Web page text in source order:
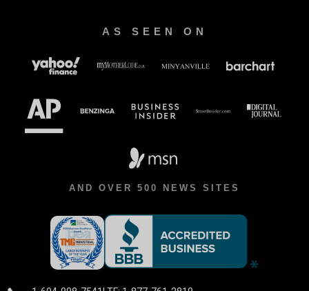
AS SEEN ON
AND OVER 500 NEWS SITES